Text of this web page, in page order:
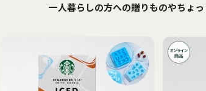
一人暮らしの方への贈りものやちょ